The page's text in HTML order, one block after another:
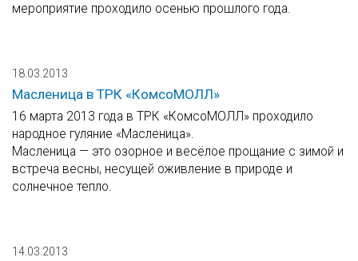
мероприятие проходило осенью прошлого года.
18.03.2013
Масленица в ТРК «КомсоМОЛЛ»
16 марта 2013 года в ТРК «КомсоМОЛЛ» проходило
народное гуляние «Масленица».
Масленица — это озорное и весёлое прощание с зимой и
встреча весны, несущей оживление в природе и
солнечное тепло.
14.03.2013